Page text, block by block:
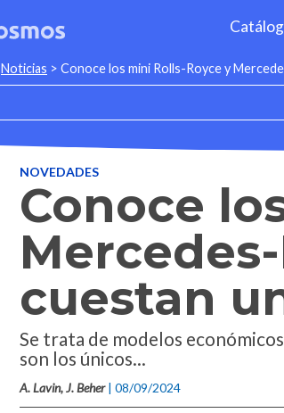
Noticias > Conoce los mini Rolls-Royce y
NOVEDADES
Conoce
cuestan
Se trata de modelos
son los únicos...
A. Lavin, J. Beher | 08/09/2024